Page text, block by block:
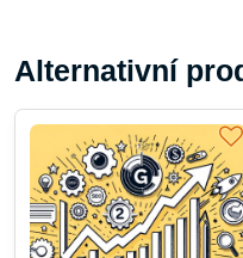
Alternativní